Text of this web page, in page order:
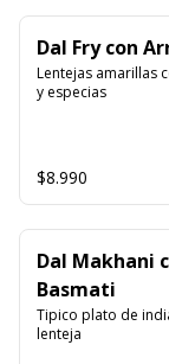
Dal Fry con
Lentejas amarillas
y especias
$8.990
Dal Makhani
Basmati
Tipico plato de
lenteja